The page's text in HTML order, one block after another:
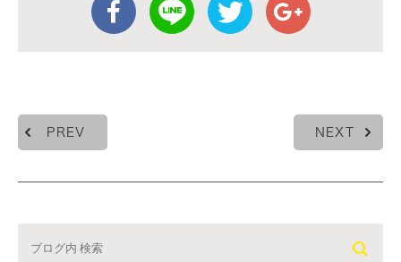
PREV NEXT